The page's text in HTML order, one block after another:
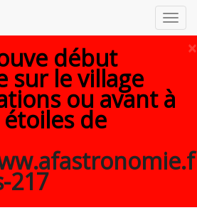
×
début
sur le village
ou avant à
de
217